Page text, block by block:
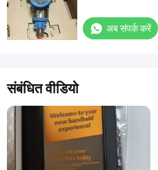
अब संपर्क करें
संबंधित वीडियो